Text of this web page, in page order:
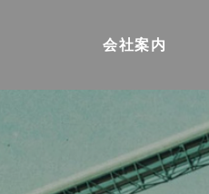
会社案内